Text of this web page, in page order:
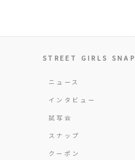
STREET GIRLS SNAP
ニュース
インタビュー
試写会
スナップ
クーポン